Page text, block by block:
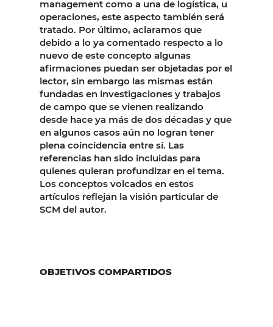
management como a una de logística, u
operaciones, este aspecto también será
tratado. Por último, aclaramos que
debido a lo ya comentado respecto a lo
nuevo de este concepto algunas
afirmaciones puedan ser objetadas por el
lector, sin embargo las mismas están
fundadas en investigaciones y trabajos
de campo que se vienen realizando
desde hace ya más de dos décadas y que
en algunos casos aún no logran tener
plena coincidencia entre sí. Las
referencias han sido incluidas para
quienes quieran profundizar en el tema.
Los conceptos volcados en estos
artículos reflejan la visión particular de
SCM del autor.
OBJETIVOS COMPARTIDOS